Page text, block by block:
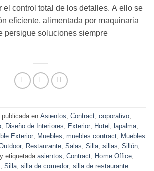
el control total de los detalles. A ello se
eficiente, alimentada por maquinaria
persigue soluciones siempre
en Asientos, Contract, coporativo,
, Diseño de Interiores, Exterior, Hotel , lapalma,
Exterior, Muebles, muebles contract, Muebles
, Restaurante, Salas, Silla, sillas, Sillón,
y etiquetada asientos, Contract, Home Office,
, Silla, silla de comedor, silla de restaurante.